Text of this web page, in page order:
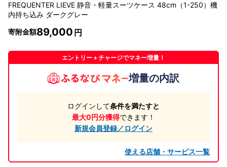
FREQUENTER LIEVE 静音・軽量スーツケース 48cm（1-250）機
内持ち込み ダークグレー
寄附金額89,000
エントリー＋チャージでマネー増量！
増量の内訳
ログインして条件を満たすと
最大0円分獲得できます！
新規会員登録／ログイン
使える店舗・サービス一覧